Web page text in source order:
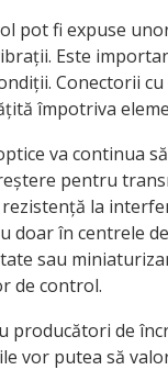
pot fi expuse
Este
Conectorii
împotriva
va continua
pentru
rezistență la
doar în centrele
sau
de control.
producători de
vor putea să